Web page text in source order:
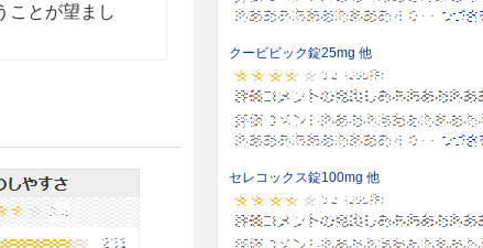
ことが望まし
量に注意するこ
クービビック錠25mg 他
セレコックス錠100mg 他